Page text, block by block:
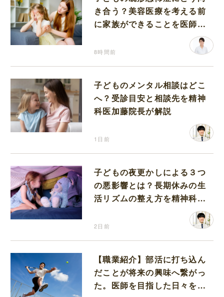
き合う？美容医療を考える前
に家族ができることを医師が
8時間前
子どものメンタル相談はどこ
へ？受診目安と相談先を精神
科医加藤院長が解説
1日前
子どもの夜更かしによる３つ
の悪影響とは？長期休みの生
活リズムの整え方を精神科医
2日前
【職業紹介】部活に打ち込ん
だことが将来の興味へ繋がっ
た。医師を目指した日々を振